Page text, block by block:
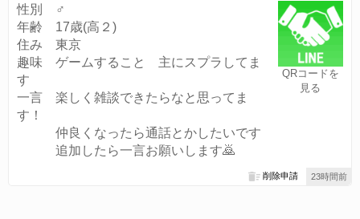
QRコードを
見る
性別 ♂
年齢 17歳(高２)
住み 東京
趣味 ゲームすること 主にスプラしてま
す
一言 楽しく雑談できたらなと思ってま
す！
仲良くなったら通話とかしたいです
追加したら一言お願いします🙇
23時間前
削除申請